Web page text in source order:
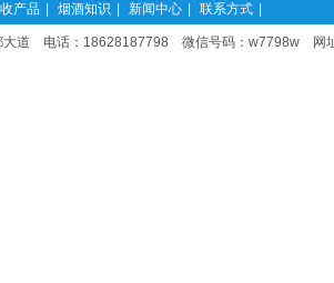
产品 烟酒知识 新闻中心 联系方式
大道 电话：18628187798 微信号码：w7798w 网